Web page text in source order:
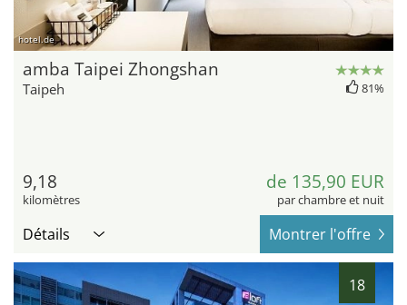
hotel.de
amba Taipei Zhongshan
Taipeh 81%
9,18
kilomètres
de 135,90 EUR
par chambre et nuit
Détails Montrer l'offre
18